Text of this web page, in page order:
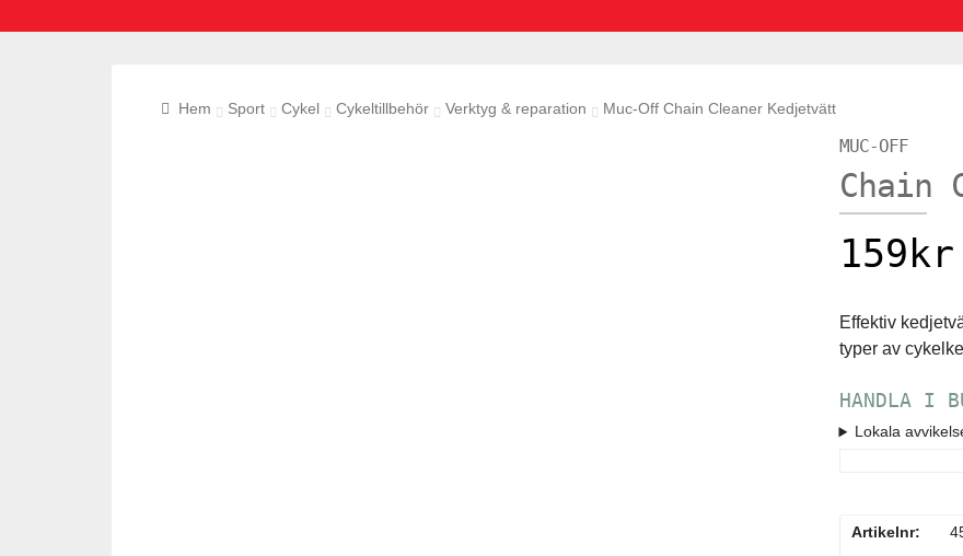
Sök
Hem Sport Cykel Cykeltillbehör Verktyg & reparation Muc-Off Chain Cleaner Kedjetvätt
MUC-OFF
Chain
159 kr
Effektiv
typer av
HANDLA I
Lokala
Artikelnr: